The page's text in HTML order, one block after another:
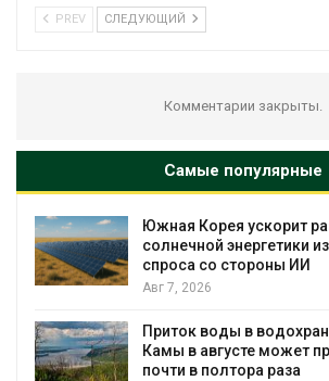
PREV СЛЕДУЮЩИЙ
Комментарии закрыты.
Самые популярные
Южная Корея ускорит
солнечной энергетики
спроса со стороны ИИ
Авг 7, 2026
Приток воды в
Камы в августе может
почти в полтора раза